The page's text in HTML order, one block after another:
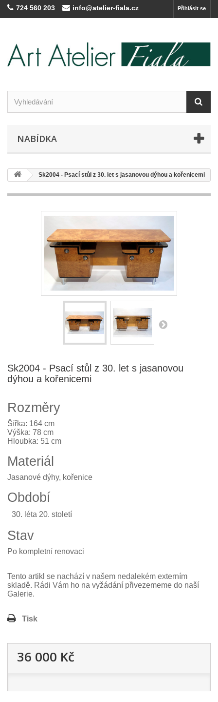
Přihlásit se
724 560 203 info@atelier-fiala.cz
NABÍDKA
Sk2004 - Psací stůl z 30. let s jasanovou dýhou a kořenicemi
Sk2004 - Psací stůl z 30. let s jasanovou
dýhou a kořenicemi
Rozměry
Šířka: 164 cm
Výška: 78 cm
Hloubka: 51 cm
Materiál
Jasanové dýhy, kořenice
Období
léta 20. století
Stav
Po kompletní renovaci
Tento artikl se nachází v našem nedalekém externím
skladě. Rádi Vám ho na vyžádání přivezememe do naší
Galerie.
Tisk
36 000 Kč